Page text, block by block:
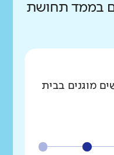
בממד תחושת
מוגנים בבית